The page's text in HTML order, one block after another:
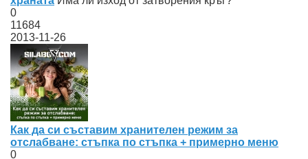
0
11684
2013-11-26
Как да си съставим хранителен режим за
отслабване: стъпка по стъпка + примерно меню
0